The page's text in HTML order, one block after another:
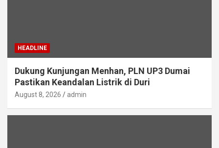
HEADLINE
Dukung Kunjungan Menhan, PLN UP3 Dumai
Pastikan Keandalan Listrik di Duri
August 8, 2026 admin